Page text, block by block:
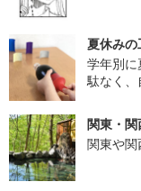
夏休み
学年別
駄なく、
関東・
関東や